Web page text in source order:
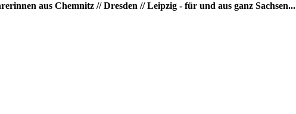
aus Chemnitz // Dresden // Leipzig - für und aus ganz Sachsen...